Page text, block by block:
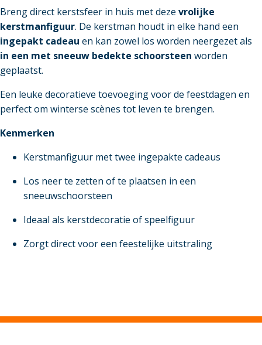
Breng direct kerstsfeer in huis met deze vrolijke
kerstmanfiguur. De kerstman houdt in elke hand een
ingepakt cadeau en kan zowel los worden neergezet als
in een met sneeuw bedekte schoorsteen worden
geplaatst.
Een leuke decoratieve toevoeging voor de feestdagen en
perfect om winterse scènes tot leven te brengen.
Kenmerken
Kerstmanfiguur met twee ingepakte cadeaus
Los neer te zetten of te plaatsen in een
sneeuwschoorsteen
Ideaal als kerstdecoratie of speelfiguur
Zorgt direct voor een feestelijke uitstraling